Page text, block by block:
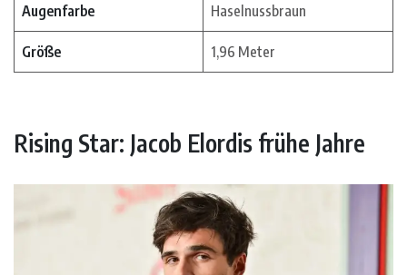
Augenfarbe Haselnussbraun
Größe 1,96 Meter
Rising Star: Jacob Elordis frühe Jahre